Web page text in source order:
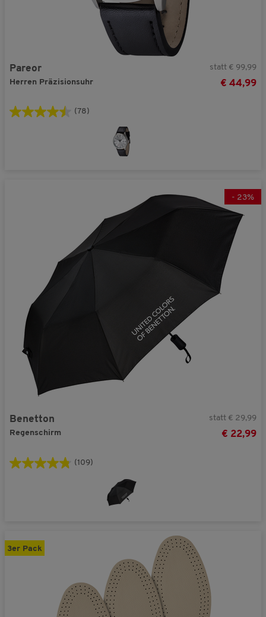
Pareor
Herren Präzisionsuhr
statt € 99,99
€ 44,99
(78)
- 23%
Benetton
Regenschirm
statt € 29,99
€ 22,99
(109)
3er Pack